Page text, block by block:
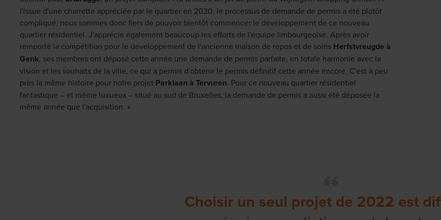
l'issue d'une charrette appréciée par le quartier en 2020, le processus de demande de permis a été plutôt
compliqué, nous sommes donc fiers de pouvoir bientôt commencer le développement de ce nouveau
quartier résidentiel. J'apprécie également beaucoup les efforts de l'équipe limbourgeoise. Après avoir
remporté la compétition pour le développement de l'ancienne maison de repos et de soins Herfstvreugde à
Genk, ses membres ont déposé cette année une demande de permis parfaite, en totale harmonie avec la
vision et les souhaits de la ville, ce qui a permis d'obtenir le permis définitif cette année encore. C'est à peu
près la même histoire pour notre projet Parklaan à Tervuren. Pour ce nouveau quartier résidentiel
fantastique – et même luxueux – situé au sud de Bruxelles, la demande de permis a aussi été déposée la
même année que l'acquisition. »
Choisir un seul projet de 2022 est